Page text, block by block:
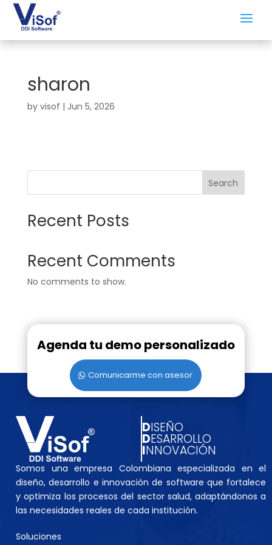
sharon
by visof | Jun 5, 2026
Search
Recent Posts
Recent Comments
No comments to show.
Agenda tu demo personalizado
Comunicarme con asesor
DISEÑO
DESARROLLO
INNOVACIÓN
Somos una empresa Colombiana especializada en el
diseño, desarrollo e innovación de software que fortalece
y optimiza los procesos del sector salud, adaptándonos a
las necesidades reales de cada institución.
Soluciones